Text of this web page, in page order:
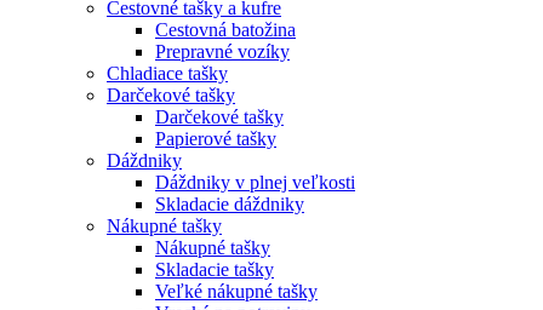
Cestovné tašky a kufre
Cestovná batožina
Prepravné vozíky
Chladiace tašky
Darčekové tašky
Darčekové tašky
Papierové tašky
Dáždniky
Dáždniky v plnej veľkosti
Skladacie dáždniky
Nákupné tašky
Nákupné tašky
Skladacie tašky
Veľké nákupné tašky